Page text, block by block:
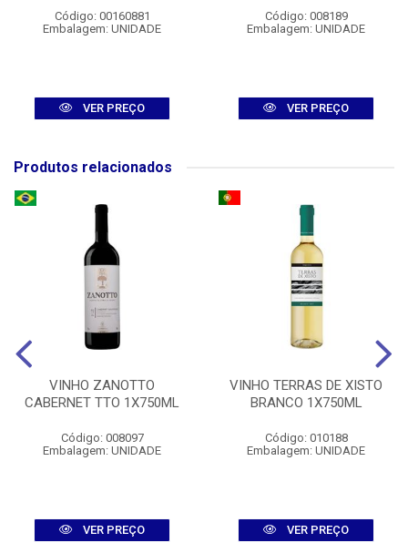
Código: 00160881
Embalagem: UNIDADE
VER PREÇO
Código: 008189
Embalagem: UNIDADE
VER PREÇO
Produtos relacionados
VINHO ZANOTTO
CABERNET TTO 1X750ML
Código: 008097
Embalagem: UNIDADE
VER PREÇO
VINHO TERRAS DE XISTO
BRANCO 1X750ML
Código: 010188
Embalagem: UNIDADE
VER PREÇO